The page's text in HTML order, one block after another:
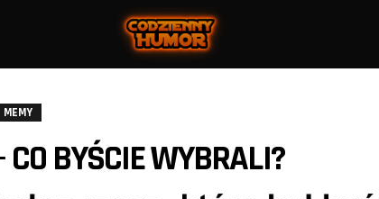
MEMY
CO BYŚCIE WYBRALI?